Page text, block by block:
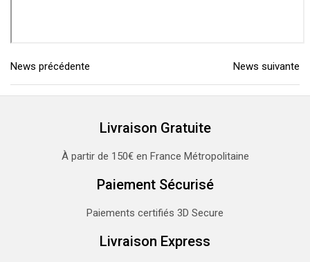
News précédente News suivante
Livraison Gratuite
À partir de 150€ en France Métropolitaine
Paiement Sécurisé
Paiements certifiés 3D Secure
Livraison Express